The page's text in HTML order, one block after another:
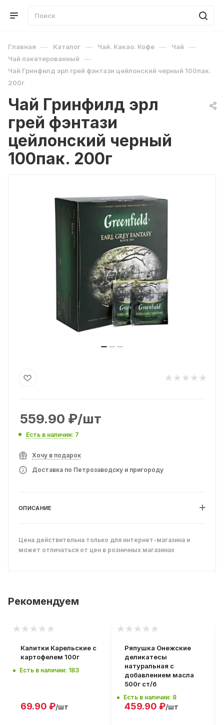
Главная — Каталог — Чай. Какао. Кофе — Чай —
Чай пакетированный —
Чай Гринфилд эрл грей фэнтази цейлонский черный 100пак.
200г
Чай Гринфилд эрл
грей фэнтази
цейлонский черный
100пак. 200г
559.90 ₽/шт
Есть в наличии: 7
Хочу в подарок
Доставка по Петрозаводску и пригороду
ОПИСАНИЕ
Цена действительна только для интернет-магазина и
может отличаться от цен в розничных магазинах
Рекомендуем
Калитки Карельские с
картофелем 100г
Есть в наличии: 183
69.90 ₽/шт
Ряпушка Онежские
деликатесы
натуральная с
добавлением масла
500г ст/б
Есть в наличии: 8
459.90 ₽/шт